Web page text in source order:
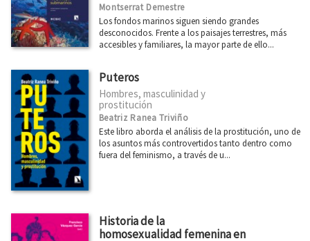
Montserrat Demestre
Los fondos marinos siguen siendo grandes
desconocidos. Frente a los paisajes terrestres, más
accesibles y familiares, la mayor parte de ello...
Puteros
Hombres, masculinidad y
prostitución
Beatriz Ranea Triviño
Este libro aborda el análisis de la prostitución, uno de
los asuntos más controvertidos tanto dentro como
fuera del feminismo, a través de u...
Historia de la
homosexualidad femenina en